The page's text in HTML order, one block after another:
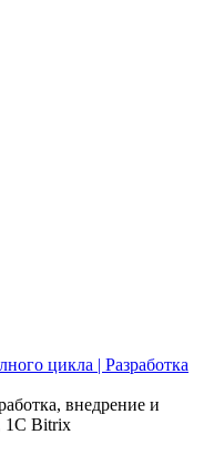
внедрение и
1С Bitrix